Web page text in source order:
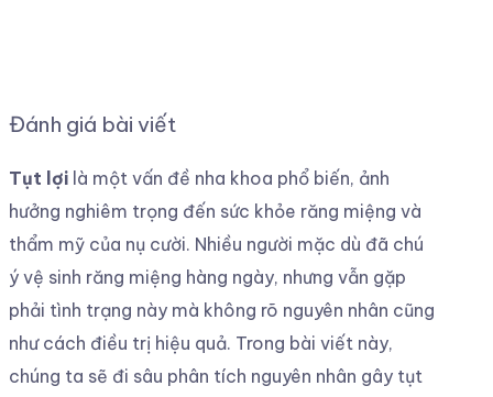
Đánh giá bài viết
Tụt lợi là một vấn đề nha khoa phổ biến, ảnh
hưởng nghiêm trọng đến sức khỏe răng miệng và
thẩm mỹ của nụ cười. Nhiều người mặc dù đã chú
ý vệ sinh răng miệng hàng ngày, nhưng vẫn gặp
phải tình trạng này mà không rõ nguyên nhân cũng
như cách điều trị hiệu quả. Trong bài viết này,
chúng ta sẽ đi sâu phân tích nguyên nhân gây tụt